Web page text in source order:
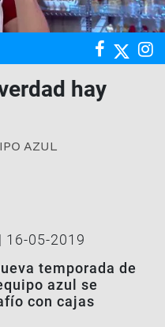
hay
AZUL
16-05-2019
temporada de
azul se
con cajas